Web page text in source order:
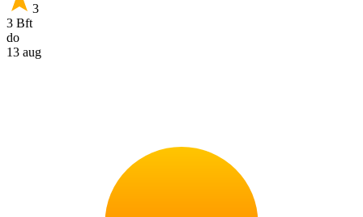
3
3 Bft
do
13 aug